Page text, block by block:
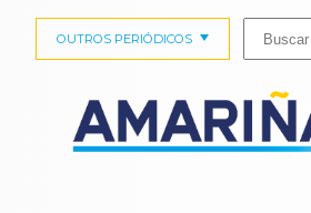
OUTROS PERIÓDICOS